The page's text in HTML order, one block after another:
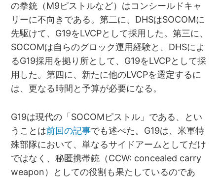
の拳銃（M9ピストルなど）はコンシールドキャ
リーに不向きである。第二に、DHSはSOCOMに
先駆けて、G19をLVCPとして採用した。第三に、
SOCOMは自らのグロック運用経験と、DHSによ
るG19採用を拠り所として、G19をLVCPとして採
用した。第四に、新たに他のLVCPを選定するに
は、更なる時間と予算が必要になる。
G19は現代の「SOCOMピストル」である、とい
うことは前回の記事でも述べた。G19は、米軍特
殊部隊において、単なるサイドアームとしてだけ
ではなく、秘匿携帯銃（CCW: concealed carry
weapon）としての役割も果たしているのであ